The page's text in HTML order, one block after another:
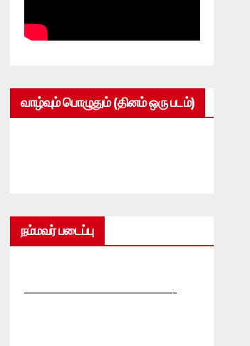
வாழ்வும் பொழுதும் (தினம் ஒரு படம்)
நம்மவர் படைப்பு
—————————————-